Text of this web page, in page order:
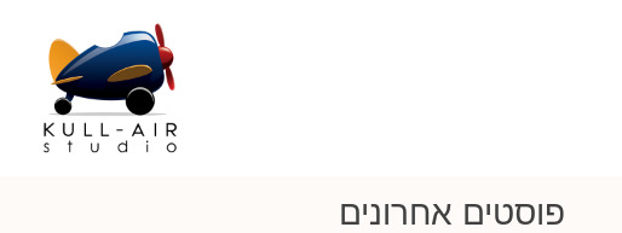
פוסטים אחרונים